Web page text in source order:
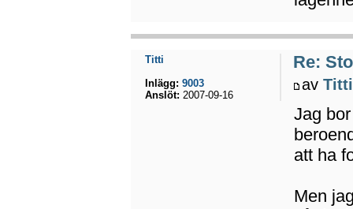
Re:
avTitti
Jag
att ha
Men
Titti
Inlägg: 9003
Anslöt: 2007-09-16